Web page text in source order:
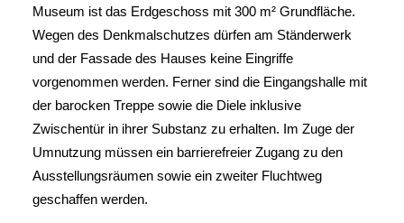
Museum ist das Erdgeschoss mit 300 m² Grundfläche.
Wegen des Denkmalschutzes dürfen am Ständerwerk
und der Fassade des Hauses keine Eingriffe
vorgenommen werden. Ferner sind die Eingangshalle mit
der barocken Treppe sowie die Diele inklusive
Zwischentür in ihrer Substanz zu erhalten. Im Zuge der
Umnutzung müssen ein barrierefreier Zugang zu den
Ausstellungsräumen sowie ein zweiter Fluchtweg
geschaffen werden.